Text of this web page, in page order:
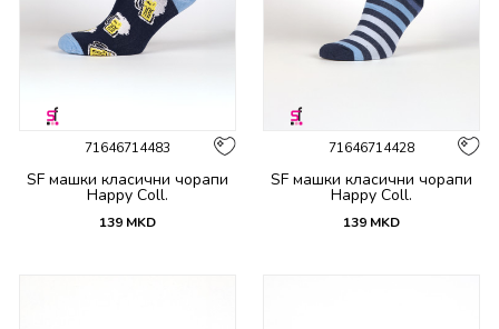
71646714483
SF машки класични чорапи
Happy Coll.
139 MKD
71646714428
SF машки класични чорапи
Happy Coll.
139 MKD